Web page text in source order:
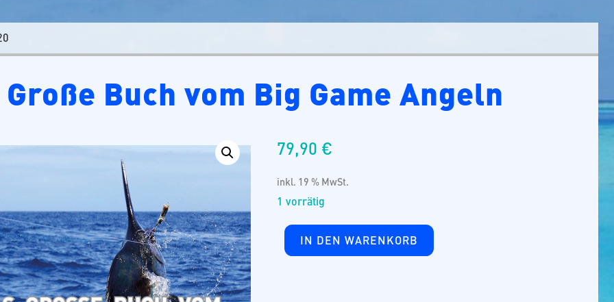
Große Buch vom Big Game Angeln
79,90 €
inkl. 19 % MwSt.
1 vorrätig
Das
Große
Buch
IN DEN WARENKORB